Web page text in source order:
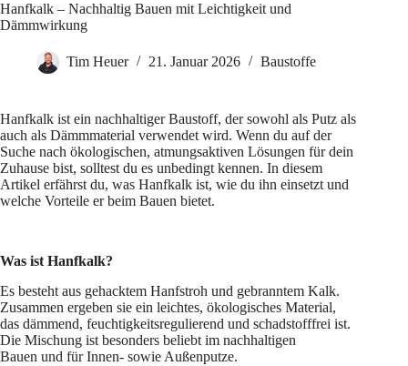
Hanfkalk – Nachhaltig Bauen mit Leichtigkeit und
Dämmwirkung
Tim Heuer 21. Januar 2026 Baustoffe
Hanfkalk ist ein nachhaltiger Baustoff, der sowohl als Putz als
auch als Dämmmaterial verwendet wird. Wenn du auf der
Suche nach ökologischen, atmungsaktiven Lösungen für dein
Zuhause bist, solltest du es unbedingt kennen. In diesem
Artikel erfährst du, was Hanfkalk ist, wie du ihn einsetzt und
welche Vorteile er beim Bauen bietet.
Was ist Hanfkalk?
Es besteht aus gehacktem Hanfstroh und gebranntem Kalk.
Zusammen ergeben sie ein leichtes, ökologisches Material,
das dämmend, feuchtigkeitsregulierend und schadstofffrei ist.
Die Mischung ist besonders beliebt im nachhaltigen
Bauen und für Innen- sowie Außenputze.